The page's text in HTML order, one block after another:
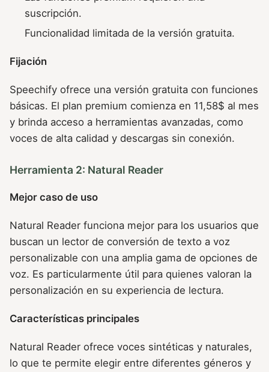
suscripción.
Funcionalidad limitada de la versión gratuita.
Fijación
Speechify ofrece una versión gratuita con funciones
básicas. El plan premium comienza en 11,58$ al mes
y brinda acceso a herramientas avanzadas, como
voces de alta calidad y descargas sin conexión.
Herramienta 2: Natural Reader
Mejor caso de uso
Natural Reader funciona mejor para los usuarios que
buscan un lector de conversión de texto a voz
personalizable con una amplia gama de opciones de
voz. Es particularmente útil para quienes valoran la
personalización en su experiencia de lectura.
Características principales
Natural Reader ofrece voces sintéticas y naturales,
lo que te permite elegir entre diferentes géneros y